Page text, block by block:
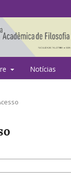
Notícias